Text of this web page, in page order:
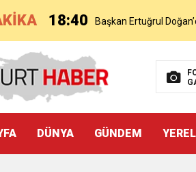
18:40 Başkan Ertuğrul
16:21 Salah’ın Trabzon
0:59
DÜNYA GÜNDEM